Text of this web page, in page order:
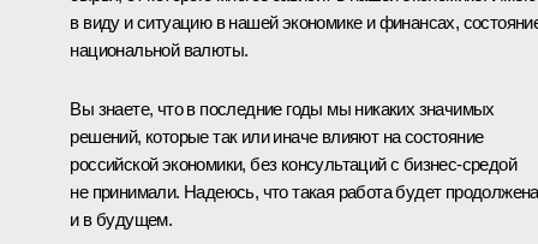
в виду и ситуацию в нашей экономике и финансах,
национальной валюты.
Вы знаете, что в последние годы мы никаких значимых
решений, которые так или иначе влияют на состояние
российской экономики, без консультаций с бизнес-средой
не принимали. Надеюсь, что такая работа будет продолжена
и в будущем.